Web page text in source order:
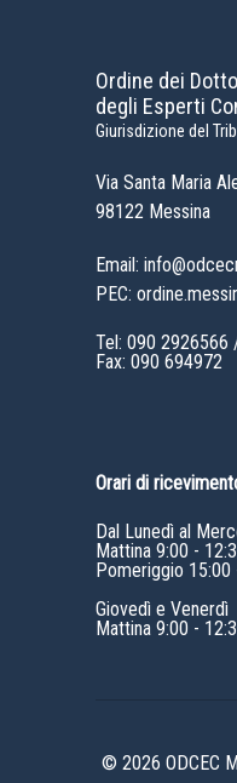
Ordine dei
degli Esperti
Giurisdizione del
Via Santa Maria
98122 Messina
Email:
PEC:
Tel: 090 2926566
Fax: 090 694972
Orari di
Dal Lunedì al
Mattina 9:00 -
Pomeriggio 15:00
Giovedì e Venerdì
Mattina 9:00 -
© 2026 ODCEC